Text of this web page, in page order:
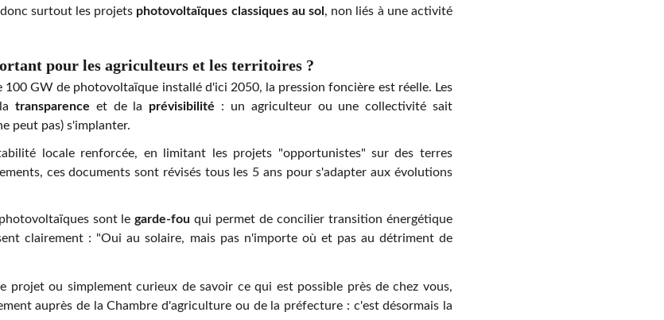
surtout les projets photovoltaïques classiques au sol , non liés à une activité
pour les agriculteurs et les territoires ?
GW de photovoltaïque installé d'ici 2050, la pression foncière est réelle. Les
latransparence et de la prévisibilité : un agriculteur ou une collectivité sait
peut pas) s'implanter.
locale renforcée, en limitant les projets "opportunistes" sur des terres
ces documents sont révisés tous les 5 ans pour s'adapter aux évolutions
sont legarde-fou qui permet de concilier transition énergétique
clairement : "Oui au solaire, mais pas n'importe où et pas au détriment de
projet ou simplement curieux de savoir ce qui est possible près de chez vous,
auprès de la Chambre d'agriculture ou de la préfecture : c'est désormais la